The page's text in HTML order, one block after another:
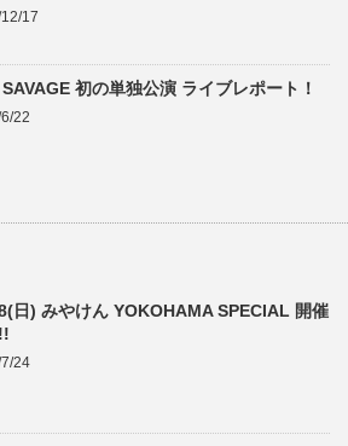
17
初の単独公演 ライブレポート！
22
日) みやけん YOKOHAMA SPECIAL 開催
24